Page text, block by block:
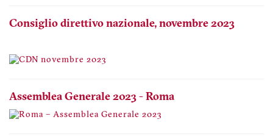
Consiglio direttivo nazionale, novembre 2023
Assemblea Generale 2023 - Roma